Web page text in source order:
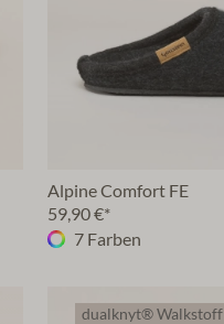
Alpine Comfort FE
59,90 €*
7 Farben
dualknyt® Walkstoff